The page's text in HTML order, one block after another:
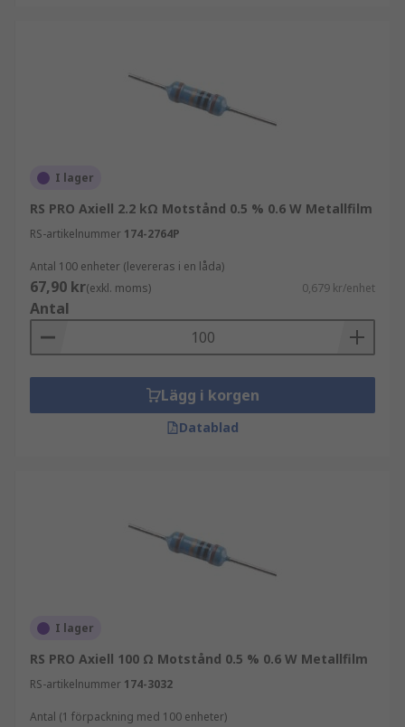
I lager
RS PRO Axiell 2.2 kΩ Motstånd 0.5 % 0.6 W Metallfilm
RS-artikelnummer 174-2764P
Antal 100 enheter (levereras i en låda)
67,90 kr(exkl. moms) 0,679 kr/enhet
Antal
Lägg i korgen
Datablad
I lager
RS PRO Axiell 100 Ω Motstånd 0.5 % 0.6 W Metallfilm
RS-artikelnummer 174-3032
Antal (1 förpackning med 100 enheter)